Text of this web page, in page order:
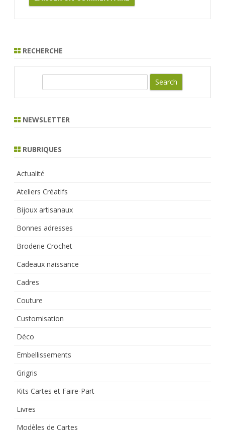
RECHERCHE
r
NEWSLETTER
RUBRIQUES
Actualité
Ateliers Créatifs
Bijoux artisanaux
Bonnes adresses
Broderie Crochet
Cadeaux naissance
Cadres
Couture
Customisation
Déco
Embellissements
Grigris
Kits Cartes et Faire-Part
Livres
Modèles de Cartes